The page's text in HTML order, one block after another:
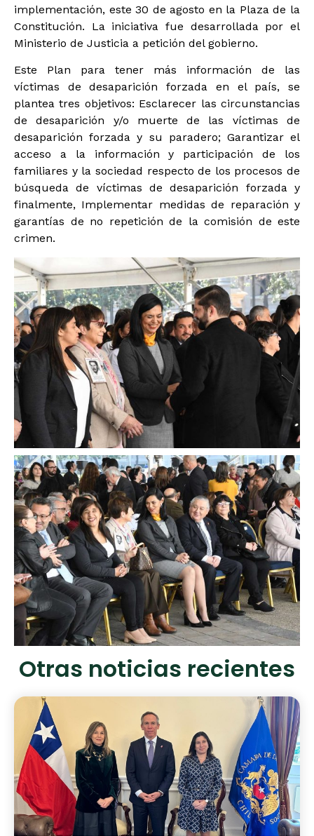
implementación, este 30 de agosto en la Plaza de la
Constitución. La iniciativa fue desarrollada por el
Ministerio de Justicia a petición del gobierno.
Este Plan para tener más información de las
víctimas de desaparición forzada en el país, se
plantea tres objetivos: Esclarecer las circunstancias
de desaparición y/o muerte de las víctimas de
desaparición forzada y su paradero; Garantizar el
acceso a la información y participación de los
familiares y la sociedad respecto de los procesos de
búsqueda de víctimas de desaparición forzada y
finalmente, Implementar medidas de reparación y
garantías de no repetición de la comisión de este
crimen.
Otras noticias recientes